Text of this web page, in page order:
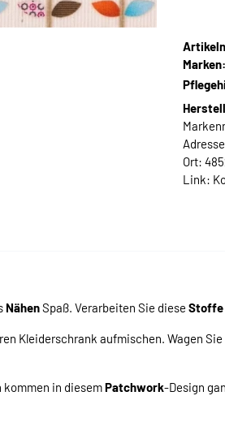
Marken:
Ort:
Link:
NähenSpaß. Verarbeiten Sie diese Stoffe
Kleiderschrank aufmischen. Wagen
kommen in diesemPatchwork-Design